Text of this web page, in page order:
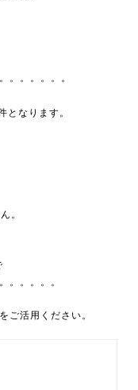
。。。。。。
なります。
。
。。。。。
ご活用ください。